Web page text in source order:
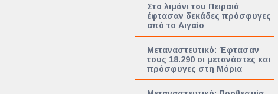
Στο λιμάνι του Πειραιά
έφτασαν δεκάδες πρόσφυγες
από το Αιγαίο
Μεταναστευτικό: Έφτασαν
τους 18.290 οι μετανάστες και
πρόσφυγες στη Μόρια